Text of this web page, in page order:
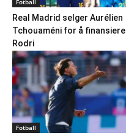
Fotball
Real Madrid selger Aurélien
Tchouaméni for å finansiere
Rodri
Fotball